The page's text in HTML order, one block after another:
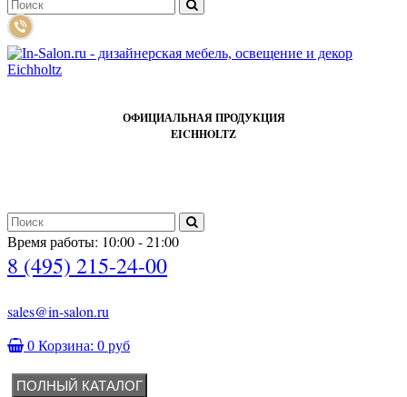
ОФИЦИАЛЬНАЯ ПРОДУКЦИЯ
EICHHOLTZ
Время работы: 10:00 - 21:00
8 (495) 215-24-00
sales@in-salon.ru
0 Корзина: 0 руб
ПОЛНЫЙ КАТАЛОГ